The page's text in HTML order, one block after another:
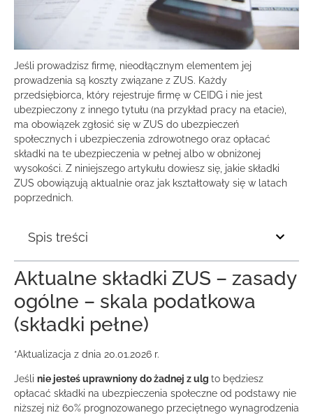
Jeśli prowadzisz firmę, nieodłącznym elementem jej
prowadzenia są koszty związane z ZUS. Każdy
przedsiębiorca, który rejestruje firmę w CEIDG i nie jest
ubezpieczony z innego tytułu (na przykład pracy na etacie),
ma obowiązek zgłosić się w ZUS do ubezpieczeń
społecznych i ubezpieczenia zdrowotnego oraz opłacać
składki na te ubezpieczenia w pełnej albo w obniżonej
wysokości. Z niniejszego artykułu dowiesz się, jakie składki
ZUS obowiązują aktualnie oraz jak kształtowały się w latach
poprzednich.
Spis treści
Aktualne składki ZUS – zasady
ogólne – skala podatkowa
(składki pełne)
*Aktualizacja z dnia 20.01.2026 r.
Jeśli nie jesteś uprawniony do żadnej z ulg to będziesz
opłacać składki na ubezpieczenia społeczne od podstawy nie
niższej niż 60% prognozowanego przeciętnego wynagrodzenia